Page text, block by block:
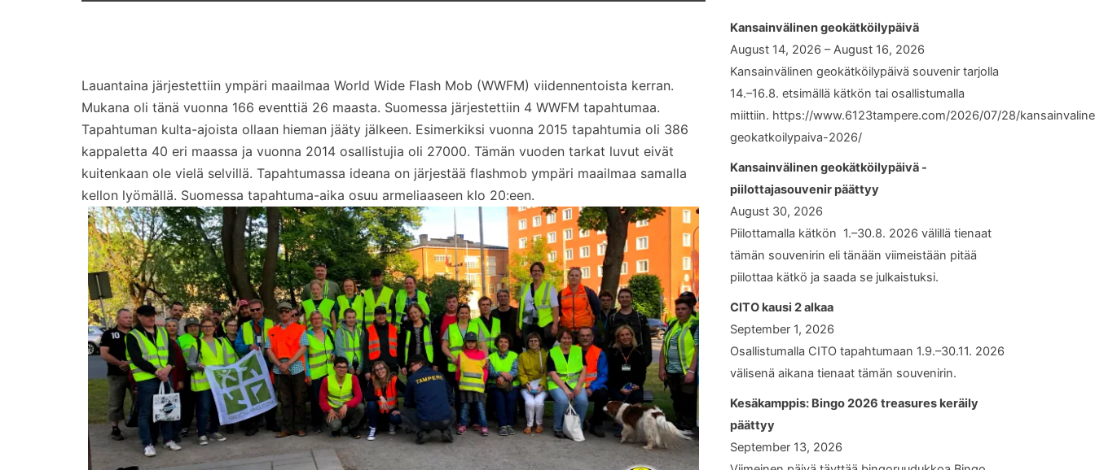
Lauantaina järjestettiin ympäri maailmaa World Wide Flash Mob (WWFM) viidennentoista kerran.
Mukana oli tänä vuonna 166 eventtiä 26 maasta. Suomessa järjestettiin 4 WWFM tapahtumaa.
Tapahtuman kulta-ajoista ollaan hieman jääty jälkeen. Esimerkiksi vuonna 2015 tapahtumia oli 386
kappaletta 40 eri maassa ja vuonna 2014 osallistujia oli 27000. Tämän vuoden tarkat luvut eivät
kuitenkaan ole vielä selvillä. Tapahtumassa ideana on järjestää flashmob ympäri maailmaa samalla
kellon lyömällä. Suomessa tapahtuma-aika osuu armeliaaseen klo 20:een.
Kansainvälinen geokätköilypäivä
August 14, 2026 – August 16, 2026
Kansainvälinen geokätköilypäivä souvenir tarjolla
14.–16.8. etsimällä kätkön tai osallistumalla
miittiin. https://www.6123tampere.com/2026/07/28/
geokatkoilypaiva-2026/
Kansainvälinen geokätköilypäivä -
piilottajasouvenir päättyy
August 30, 2026
Piilottamalla kätkön 1.–30.8. 2026 välillä tienaat
tämän souvenirin eli tänään viimeistään pitää
piilottaa kätkö ja saada se julkaistuksi.
CITO kausi 2 alkaa
September 1, 2026
Osallistumalla CITO tapahtumaan 1.9.–30.11. 2026
välisenä aikana tienaat tämän souvenirin.
Kesäkamppis: Bingo 2026 treasures keräily
päättyy
September 13, 2026